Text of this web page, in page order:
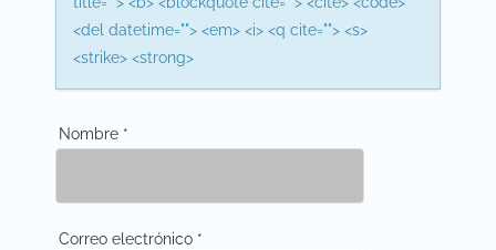
<del datetime=""> <em> <i> <q cite=""> <s>
<strike> <strong>
Nombre *
Correo electrónico *